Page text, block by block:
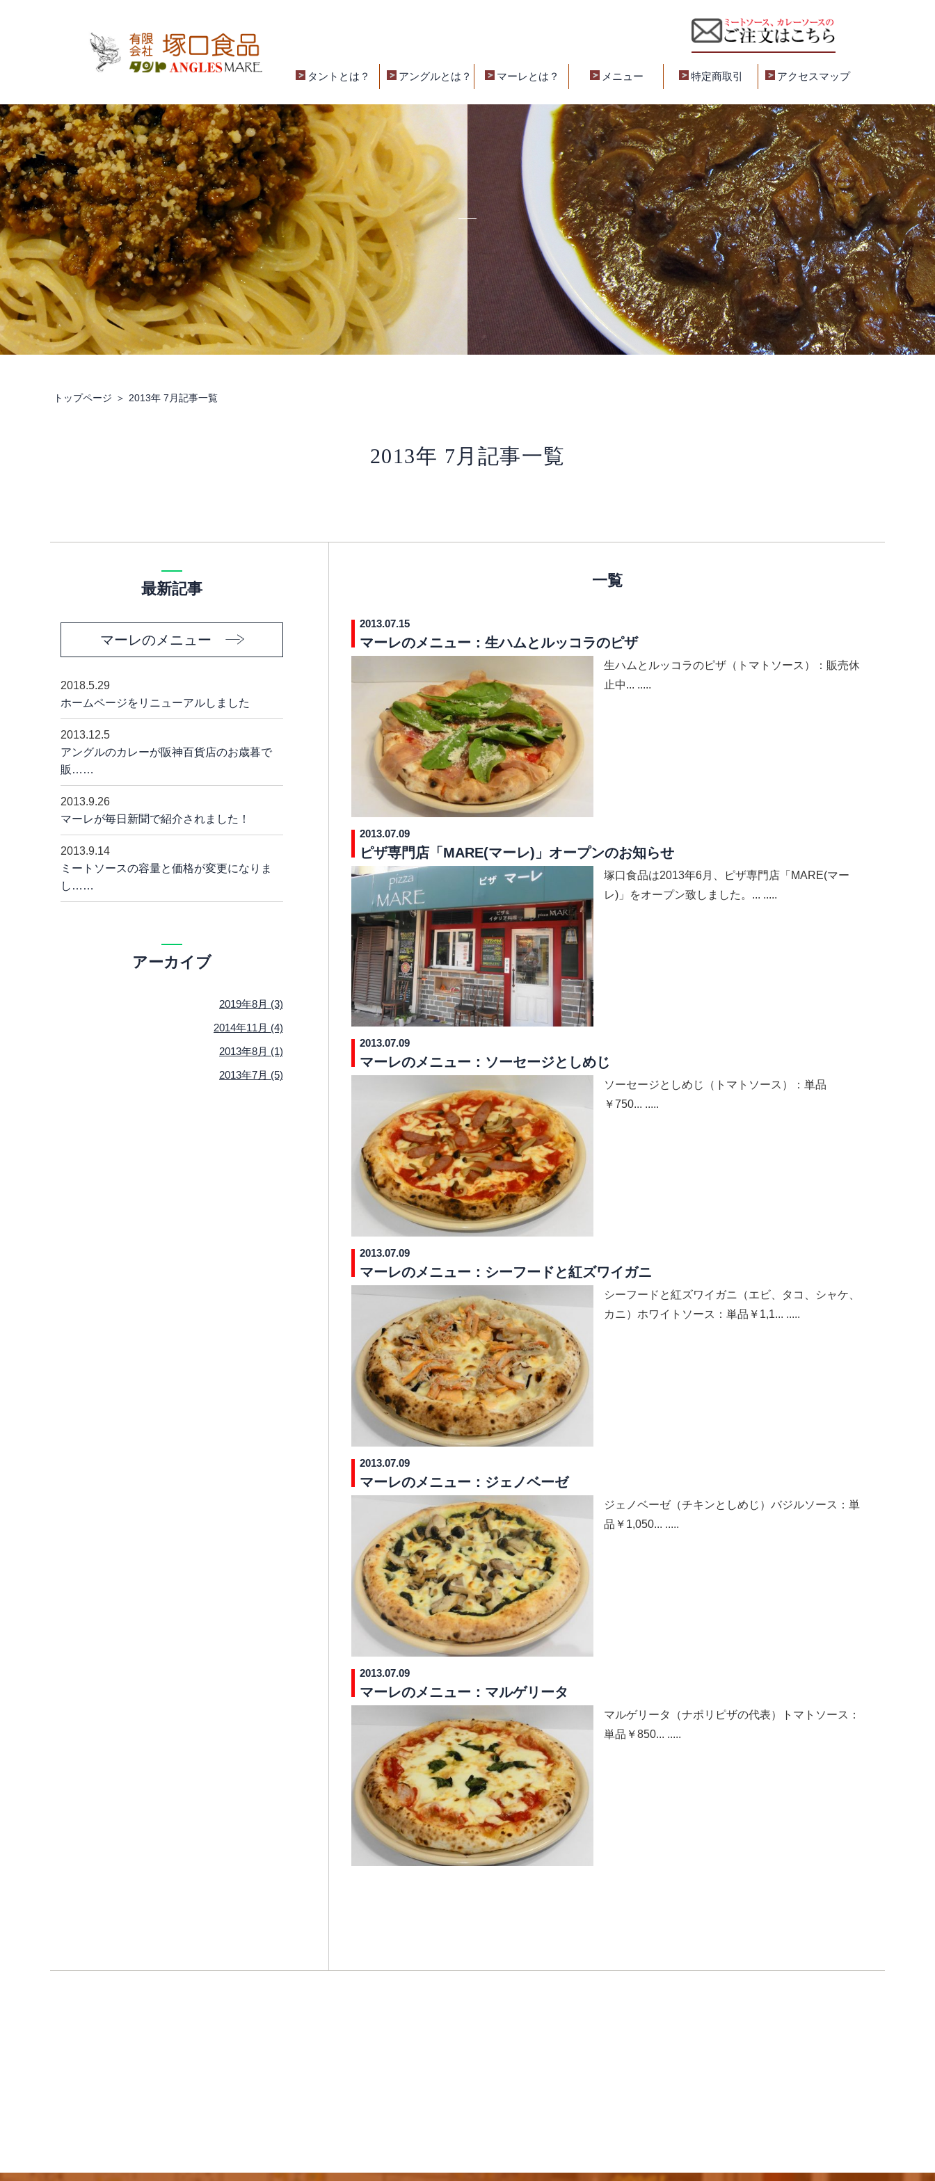
タントとは？ アングルとは？ マーレとは？ メニュー 特定商取引 アクセスマップ
トップページ 2013年 7月記事一覧
2013年 7月記事一覧
一覧
2013.07.15
マーレのメニュー：生ハムとルッコラのピザ
生ハムとルッコラのピザ（トマトソース）：販売休
止中... .....
2013.07.09
ピザ専門店「MARE(マーレ)」オープンのお知らせ
塚口食品は2013年6月、ピザ専門店「MARE(マー
レ)」をオープン致しました。... .....
2013.07.09
マーレのメニュー：ソーセージとしめじ
ソーセージとしめじ（トマトソース）：単品
￥750... .....
2013.07.09
マーレのメニュー：シーフードと紅ズワイガニ
シーフードと紅ズワイガニ（エビ、タコ、シャケ、
カニ）ホワイトソース：単品￥1,1... .....
2013.07.09
マーレのメニュー：ジェノベーゼ
ジェノベーゼ（チキンとしめじ）バジルソース：単
品￥1,050... .....
2013.07.09
マーレのメニュー：マルゲリータ
マルゲリータ（ナポリピザの代表）トマトソース：
単品￥850... .....
最新記事
マーレのメニュー
2018.5.29
ホームページをリニューアルしました
2013.12.5
アングルのカレーが阪神百貨店のお歳暮で
販……
2013.9.26
マーレが毎日新聞で紹介されました！
2013.9.14
ミートソースの容量と価格が変更になりま
し……
アーカイブ
2019年8月 (3)
2014年11月 (4)
2013年8月 (1)
2013年7月 (5)